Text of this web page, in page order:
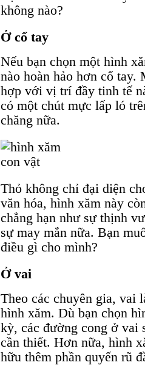
không nào?
Ở cổ tay
Nếu bạn chọn một hình
nào hoàn hảo hơn cổ
hợp với vị trí đầy tinh tế
có một chút mực lấp ló
chăng nữa.
Thỏ không chỉ đại diện
văn hóa, hình xăm này
chẳng hạn như sự thịnh
sự may mắn nữa. Bạn
điều gì cho mình?
Ở vai
Theo các chuyên gia, vai
hình xăm. Dù bạn chọn
kỳ, các đường cong ở vai
cần thiết. Hơn nữa, hình
hữu thêm phần quyến rũ